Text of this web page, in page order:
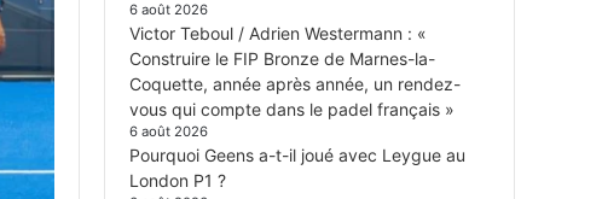
6 août 2026
Victor Teboul / Adrien Westermann : «
Construire le FIP Bronze de Marnes-la-
Coquette, année après année, un rendez-
vous qui compte dans le padel français »
6 août 2026
Pourquoi Geens a-t-il joué avec Leygue au
London P1 ?